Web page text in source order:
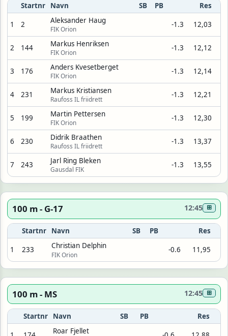
Startnr Navn SB PB Res
1 2 Aleksander Haug
FIK Orion
-1.3 12,03
2 144 Markus Henriksen
FIK Orion
-1.3 12,12
3 176 Anders Kvesetberget
FIK Orion
-1.3 12,14
4 231 Markus Kristiansen
Raufoss IL friidrett
-1.3 12,21
5 199 Martin Pettersen
FIK Orion
-1.3 12,30
6 230 Didrik Braathen
Raufoss IL friidrett
-1.3 13,37
7 243 Jarl Ring Bleken
Gausdal FIK
-1.3 13,55
100 m - G-17 12:45 ⊞
Startnr Navn SB PB Res
1 233 Christian Delphin
FIK Orion
-0.6 11,95
100 m - MS 12:45 ⊞
Startnr Navn SB PB Res
Roar Fjellet